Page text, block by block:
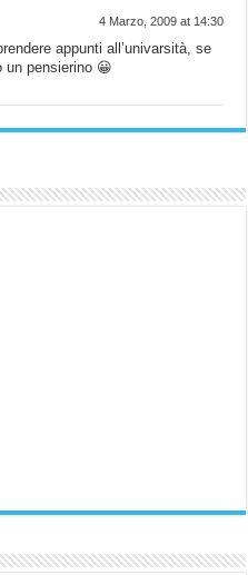
4 Marzo, 2009 at 14:30
appunti all’univarsità, se
pensierino 😀